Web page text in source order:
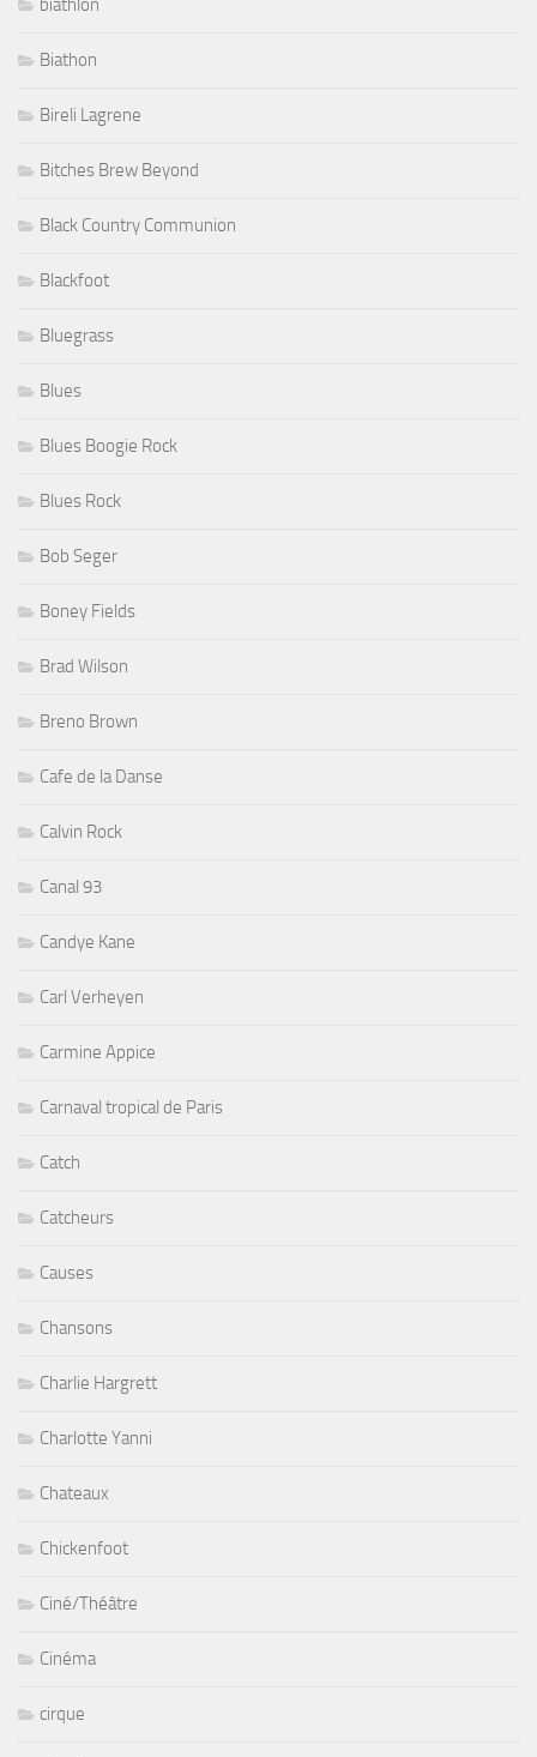
biathlon
Biathon
Bireli Lagrene
Bitches Brew Beyond
Black Country Communion
Blackfoot
Bluegrass
Blues
Blues Boogie Rock
Blues Rock
Bob Seger
Boney Fields
Brad Wilson
Breno Brown
Cafe de la Danse
Calvin Rock
Canal 93
Candye Kane
Carl Verheyen
Carmine Appice
Carnaval tropical de Paris
Catch
Catcheurs
Causes
Chansons
Charlie Hargrett
Charlotte Yanni
Chateaux
Chickenfoot
Ciné/Théâtre
Cinéma
cirque